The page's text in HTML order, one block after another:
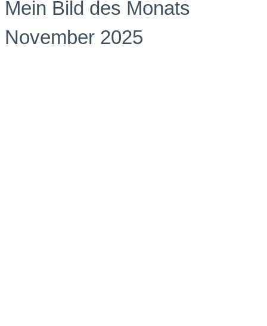
Mein Bild des Monats
November 2025